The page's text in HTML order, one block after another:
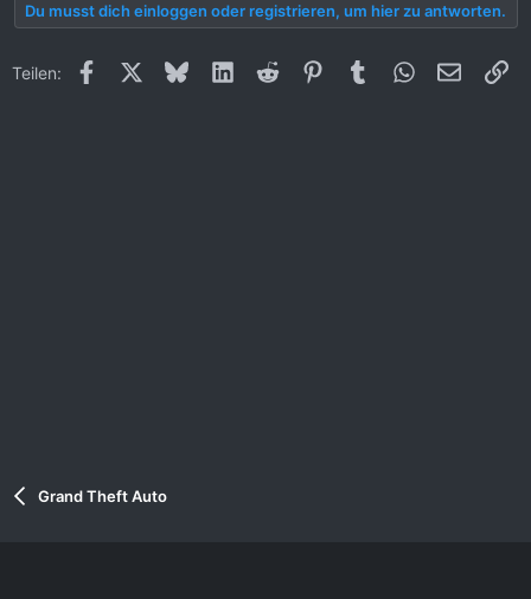
Du musst dich einloggen oder registrieren, um hier zu antworten.
Teilen: FacebookX (Twitter)
BlueskyLinkedInReddit PinterestTumblrWhatsApp
E-Mail
Grand Theft Auto